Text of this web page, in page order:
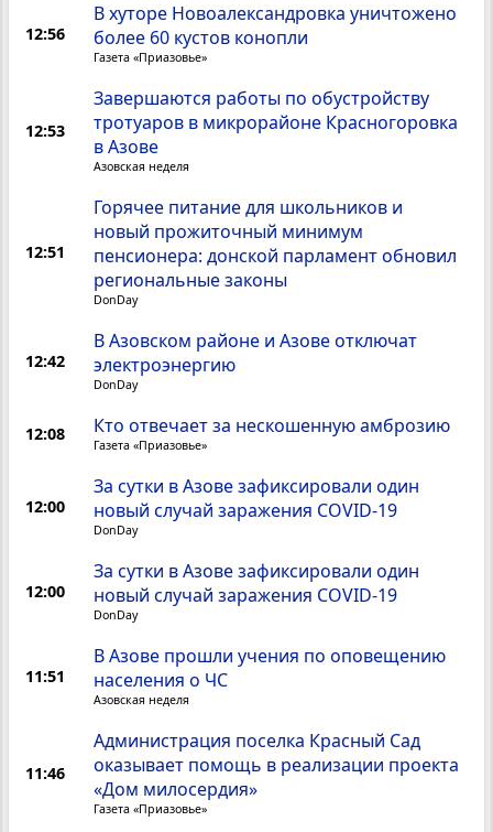
12:56
В хуторе Новоалександровка уничтожено
более 60 кустов конопли
Газета «Приазовье»
12:53
Завершаются работы по обустройству
тротуаров в микрорайоне Красногоровка
в Азове
Азовская неделя
12:51
Горячее питание для школьников и
новый прожиточный минимум
пенсионера: донской парламент обновил
региональные законы
DonDay
12:42
В Азовском районе и Азове отключат
электроэнергию
DonDay
12:08 Кто отвечает за нескошенную амброзию
Газета «Приазовье»
12:00
За сутки в Азове зафиксировали один
новый случай заражения COVID-19
DonDay
12:00
За сутки в Азове зафиксировали один
новый случай заражения COVID-19
DonDay
11:51
В Азове прошли учения по оповещению
населения о ЧС
Азовская неделя
11:46
Администрация поселка Красный Сад
оказывает помощь в реализации проекта
«Дом милосердия»
Газета «Приазовье»